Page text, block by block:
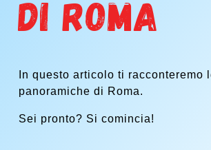
DI ROMA
In questo articolo ti racconteremo
panoramiche di Roma.
Sei pronto? Si comincia!